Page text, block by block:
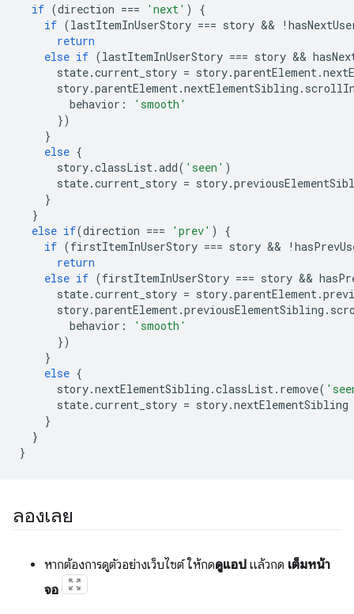
if (direction === 'next' )
{
if (lastItemInUserStory === story && !
return
else if (lastItemInUserStory === story &&
state.current_story = story.parentElement .
story.parentElement .nextElementSibling .
behavior :
'smooth'
})
}
else {
story.classList .add( 'seen' )
state.current_story = story.
}
}
else if(direction === 'prev' )
{
if (firstItemInUserStory === story && !
return
else if (firstItemInUserStory === story &&
state.current_story = story.parentElement .
story.parentElement .previousElementSibling .
behavior :
'smooth'
})
}
else {
story.nextElementSibling .classList . remove(
state.current_story = story.nextElementSibling
}
}
}
ลองเลย
หากต้องการดูตัวอย่างเว็บไซต์ ให้กดดูแอป แล้วกด เต็มหน้า
จอ